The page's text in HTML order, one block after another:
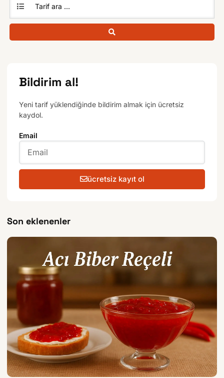
Bildirim al!
Yeni tarif yüklendiğinde bildirim almak için ücretsiz
kaydol.
Email
ücretsiz kayıt ol
Son eklenenler